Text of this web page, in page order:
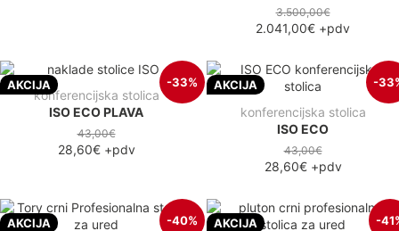
3.500,00€
2.041,00€ +pdv
AKCIJA -33%
konferencijska stolica
ISO ECO PLAVA
43,00€
28,60€+pdv
AKCIJA -
konferencijska stolica
ISO ECO
43,00€
28,60€+pdv
AKCIJA -40% AKCIJA -